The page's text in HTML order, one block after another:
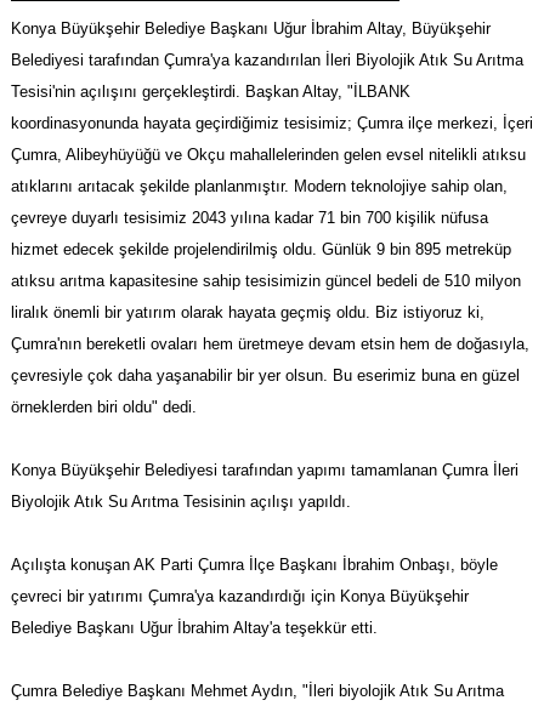
Konya Büyükşehir Belediye Başkanı Uğur İbrahim Altay, Büyükşehir
Belediyesi tarafından Çumra'ya kazandırılan İleri Biyolojik Atık Su Arıtma
Tesisi'nin açılışını gerçekleştirdi. Başkan Altay, "İLBANK
koordinasyonunda hayata geçirdiğimiz tesisimiz; Çumra ilçe merkezi, İçeri
Çumra, Alibeyhüyüğü ve Okçu mahallelerinden gelen evsel nitelikli atıksu
atıklarını arıtacak şekilde planlanmıştır. Modern teknolojiye sahip olan,
çevreye duyarlı tesisimiz 2043 yılına kadar 71 bin 700 kişilik nüfusa
hizmet edecek şekilde projelendirilmiş oldu. Günlük 9 bin 895 metreküp
atıksu arıtma kapasitesine sahip tesisimizin güncel bedeli de 510 milyon
liralık önemli bir yatırım olarak hayata geçmiş oldu. Biz istiyoruz ki,
Çumra'nın bereketli ovaları hem üretmeye devam etsin hem de doğasıyla,
çevresiyle çok daha yaşanabilir bir yer olsun. Bu eserimiz buna en güzel
örneklerden biri oldu" dedi.
Konya Büyükşehir Belediyesi tarafından yapımı tamamlanan Çumra İleri
Biyolojik Atık Su Arıtma Tesisinin açılışı yapıldı.
Açılışta konuşan AK Parti Çumra İlçe Başkanı İbrahim Onbaşı, böyle
çevreci bir yatırımı Çumra'ya kazandırdığı için Konya Büyükşehir
Belediye Başkanı Uğur İbrahim Altay'a teşekkür etti.
Çumra Belediye Başkanı Mehmet Aydın, "İleri biyolojik Atık Su Arıtma